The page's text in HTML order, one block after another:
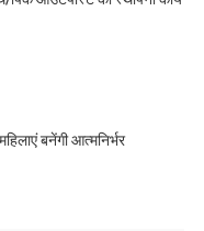
बनेंगी आत्मनिर्भर